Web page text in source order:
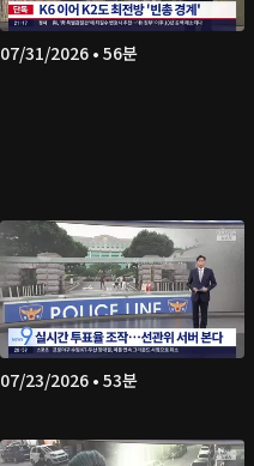
07/31/2026 • 56분
07/23/2026 • 53분